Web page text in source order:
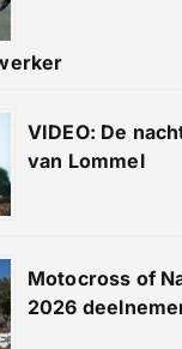
VIDEO: De
van Lommel
Motocross of
2026